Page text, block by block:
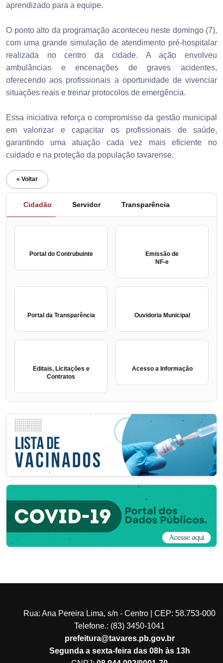
aprendizado para a equipe.
O ponto alto da programação aconteceu neste domingo (7),
com uma grande simulação de atendimento pré-hospitalar
realizada no centro da cidade. A ação envolveu
ambulâncias e encenações de graves acidentes,
oferecendo aos profissionais a oportunidade de vivenciar
situações reais e treinar protocolos de emergência.
Essa iniciativa reforça o compromisso da gestão municipal
em valorizar e capacitar os profissionais de saúde,
garantindo uma atuação cada vez mais eficiente no
cuidado e na proteção da população tavarense.
« Voltar
Cidadão Servidor Transparência
Portal do Contrubuinte
Emissão de
NF-e
Portal da Transparência Ouvidoria Municipal
Editais, Licitações e
Contratos
Acesso a Informação
Rua: Ana Pereira Lima, s/n - Centro | CEP: 58.753-000
Telefone.: (83) 3450-1041
prefeitura@tavares.pb.gov.br
Segunda a sexta-feira das 08h às 13h